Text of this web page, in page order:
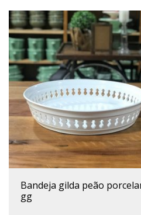
bandeja gilda peão porcelana
gg